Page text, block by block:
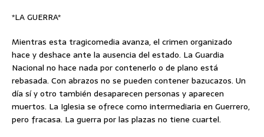
*LA GUERRA*
Mientras esta tragicomedia avanza, el crimen organizado
hace y deshace ante la ausencia del estado. La Guardia
Nacional no hace nada por contenerlo o de plano está
rebasada. Con abrazos no se pueden contener bazucazos. Un
día sí y otro también desaparecen personas y aparecen
muertos. La Iglesia se ofrece como intermediaria en Guerrero,
pero fracasa. La guerra por las plazas no tiene cuartel.